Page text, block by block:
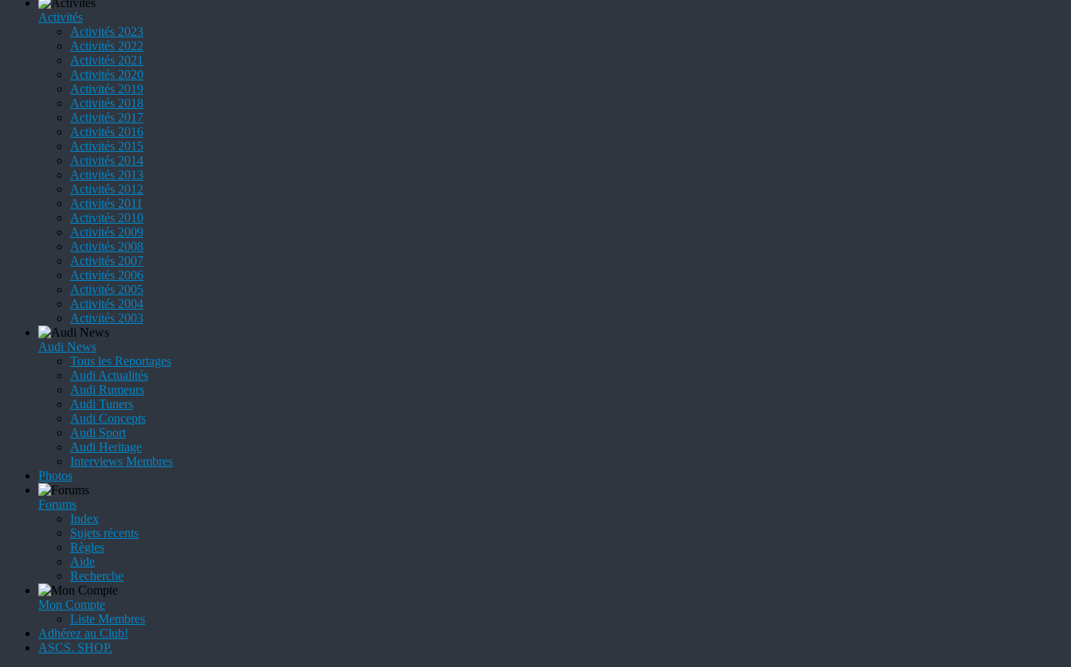
Activités
Activités 2023
Activités 2022
Activités 2021
Activités 2020
Activités 2019
Activités 2018
Activités 2017
Activités 2016
Activités 2015
Activités 2014
Activités 2013
Activités 2012
Activités 2011
Activités 2010
Activités 2009
Activités 2008
Activités 2007
Activités 2006
Activités 2005
Activités 2004
Activités 2003
Audi News
Tous les Reportages
Audi Actualités
Audi Rumeurs
Audi Tuners
Audi Concepts
Audi Sport
Audi Heritage
Interviews Membres
Photos
Forums
Index
Sujets récents
Règles
Aide
Recherche
Mon Compte
Liste Membres
Adhérez au Club!
ASCS. SHOP.